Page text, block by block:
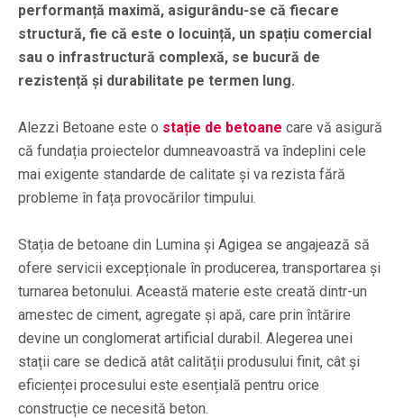
performanță maximă, asigurându-se că fiecare
structură, fie că este o locuință, un spațiu comercial
sau o infrastructură complexă, se bucură de
rezistență și durabilitate pe termen lung.
Alezzi Betoane este o stație de betoane care vă asigură
că fundația proiectelor dumneavoastră va îndeplini cele
mai exigente standarde de calitate și va rezista fără
probleme în fața provocărilor timpului.
Stația de betoane din Lumina şi Agigea se angajează să
ofere servicii excepționale în producerea, transportarea și
turnarea betonului. Această materie este creată dintr-un
amestec de ciment, agregate și apă, care prin întărire
devine un conglomerat artificial durabil. Alegerea unei
stații care se dedică atât calității produsului finit, cât și
eficienței procesului este esențială pentru orice
construcție ce necesită beton.